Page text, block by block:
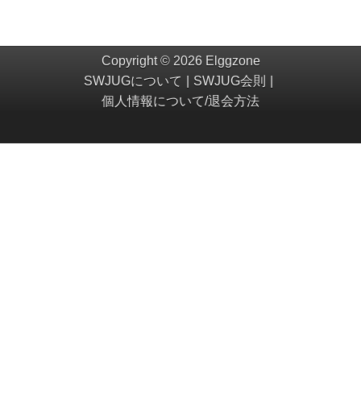
Copyright © 2026 Elggzone
SWJUGについて
SWJUG会則
個人情報について/退会方法